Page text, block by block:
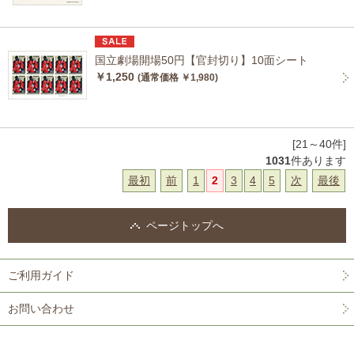
国立劇場開場50円【官封切り】10面シート
￥1,250 (通常価格 ￥1,980)
[21～40件]
1031件あります
最初
前 1 2 3 4 5 次 最後
ページトップへ
ご利用ガイド
お問い合わせ